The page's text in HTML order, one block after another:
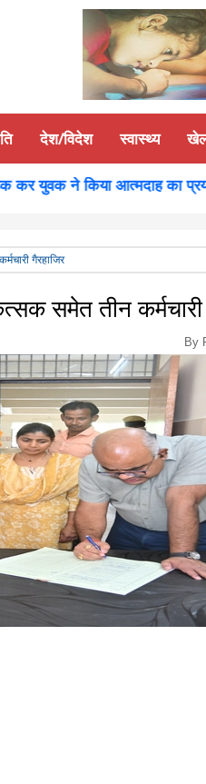
देश/विदेश स्वास्थ्य
ने किया आत्मदाह का
गैरहाजिर
समेत तीन कर्मचारी
By